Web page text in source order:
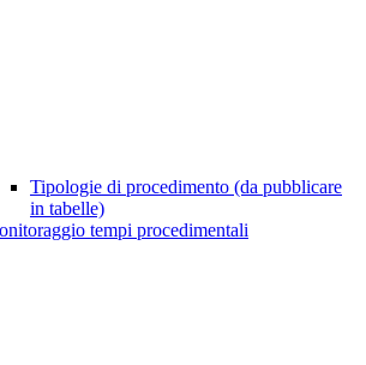
Tipologie di procedimento (da pubblicare
in tabelle)
tempi procedimentali